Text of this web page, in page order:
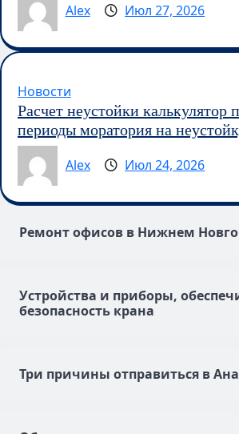
Alex
Июл 27, 2026
Новости
Расчет неустойки
периоды моратория на
Alex
Июл 24, 2026
Ремонт офисов в Нижнем
Устройства и приборы,
безопасность крана
Три причины отправиться в